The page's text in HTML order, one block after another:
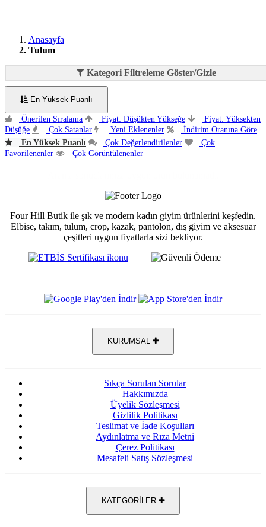
Anasayfa
Tulum
Kategori Filtreleme Göster/Gizle
En Yüksek Puanlı
Önerilen Sıralama Fiyat: Düşükten Yükseğe
Fiyat: Yüksekten
Düşüğe
Çok Satanlar Yeni Eklenenler
İndirim Oranına Göre
En Yüksek Puanlı
Çok Değerlendirilenler
Çok
Favorilenenler
Çok Görüntülenenler
Four Hill Butik ile şık ve modern kadın giyim ürünlerini keşfedin.
Elbise, takım, tulum, crop, kazak, pantolon, dış giyim ve aksesuar
çeşitleri uygun fiyatlarla sizi bekliyor.
KURUMSAL
Sıkça Sorulan Sorular
Hakkımızda
Üyelik Sözleşmesi
Gizlilik Politikası
Teslimat ve İade Koşulları
Aydınlatma ve Rıza Metni
Çerez Politikası
Mesafeli Satış Sözleşmesi
KATEGORİLER